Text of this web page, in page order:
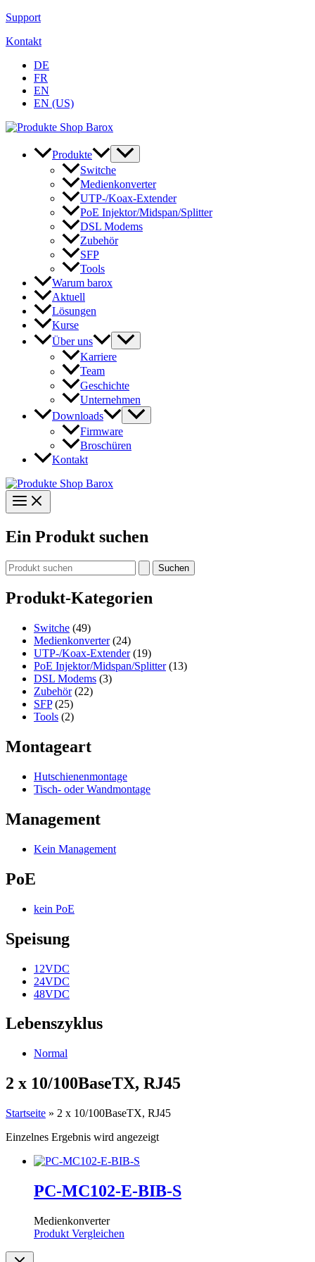
Zum
springen
Support
Kontakt
DE
FR
EN
EN (US)
Produkte
Switche
Medienkonverter
UTP-/Koax-Extender
PoE Injektor/Midspan/Splitter
DSL Modems
Zubehör
SFP
Tools
Warum barox
Aktuell
Lösungen
Kurse
Über uns
Karriere
Team
Geschichte
Unternehmen
Downloads
Firmware
Broschüren
Kontakt
Ein Produkt suchen
Suchen
nach:
Produkt-Kategorien
Switche (49)
Medienkonverter (24)
UTP-/Koax-Extender (19)
PoE Injektor/Midspan/Splitter (13)
DSL Modems (3)
Zubehör (22)
SFP (25)
Tools (2)
Montageart
Hutschienenmontage
Tisch- oder Wandmontage
Management
Kein Management
PoE
kein PoE
Speisung
12VDC
24VDC
48VDC
Lebenszyklus
Normal
2 x 10/100BaseTX, RJ45
Startseite » 2 x 10/100BaseTX, RJ45
Einzelnes Ergebnis wird angezeigt
PC-MC102-E-BIB-S
Medienkonverter
Produkt Vergleichen